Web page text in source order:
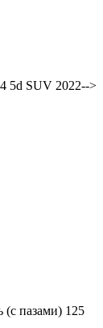
5d SUV 2022-->
(с пазами) 125